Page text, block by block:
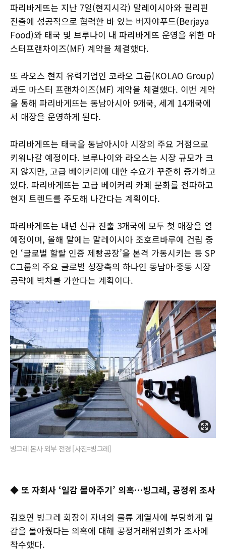
파리바게뜨는 지난 7일(현지시각) 말레이시아와 필리핀
진출에 성공적으로 협력한 바 있는 버자야푸드(Berjaya
Food)와 태국 및 브루나이 내 파리바게뜨 운영을 위한 마
스터프랜차이즈(MF) 계약을 체결했다.
또 라오스 현지 유력기업인 코라오 그룹(KOLAO Group)
과도 마스터 프랜차이즈(MF) 계약을 체결했다. 이번 계약
을 통해 파리바게뜨는 동남아시아 9개국, 세계 14개국에
서 매장을 운영하게 된다.
파리바게뜨는 태국을 동남아시아 시장의 주요 거점으로
키워나갈 예정이다. 브루나이와 라오스는 시장 규모가 크
지 않지만, 고급 베이커리에 대한 수요가 꾸준히 증가하고
있다. 파리바게뜨는 고급 베이커리 카페 문화를 전파하고
현지 트렌드를 주도해 나간다는 계획이다.
파리바게뜨는 내년 신규 진출 3개국에 모두 첫 매장을 열
예정이며, 올해 말에는 말레이시아 조호르바루에 건립 중
인 ‘글로벌 할랄 인증 제빵공장’을 본격 가동시키는 등 SP
C그룹의 주요 글로벌 성장축의 하나인 동남아·중동 시장
공략에 박차를 가한다는 계획이다.
빙그레 본사 외부 전경 [사진=빙그레]
◆ 또 자회사 ‘일감 몰아주기’ 의혹…빙그레, 공정위 조사
김호연 빙그레 회장이 자녀의 물류 계열사에 부당하게 일
감을 몰아줬다는 의혹에 대해 공정거래위원회가 조사에
착수했다.